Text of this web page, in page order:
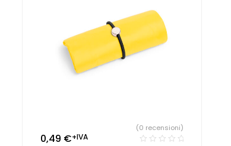
0,49 €+IVA
(0 recensioni)